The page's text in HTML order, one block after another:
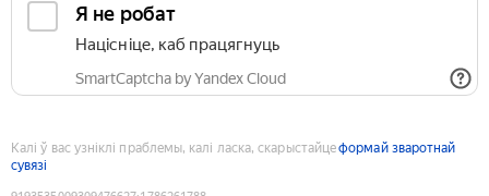
Я не робат
Націсніце, каб працягнуць
SmartCaptcha by Yandex Cloud
Калі ў вас узніклі праблемы, калі ласка, скарыстайцеформай зваротнай
сувязі